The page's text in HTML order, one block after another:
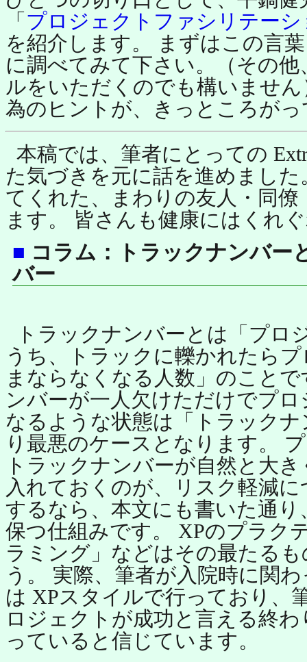
「 プロジェクトファシリテーシ
を紹介します。 まずはこの言
に調べてみて下さい。（その
ルをいただくのでも構いませ
為のヒントが、きっところが
本稿では、筆者にとっての
た気づきを元に話を進めまし
てくれた、まわりの友人・同
ます。 皆さんも健康にはくれ
■ コラム：トラックナンバー
バー
トラックナンバーとは「プロ
うち、トラックに轢かれたら
まならなくなる人数」のこと
ンバーが一人欠けただけでプ
なるような状態は「トラック
り最悪のケースとなります。
トラックナンバーが自然と大
入れておくのが、リスク軽減
するなら、本文にも書いた通
保つ仕組みです。 XPのプラク
ラミング」などはその最たる
う。 実際、筆者が入院時に関
は XPスタイルで行っており、
ロジェクトが成功と言える終
っていると信じています。